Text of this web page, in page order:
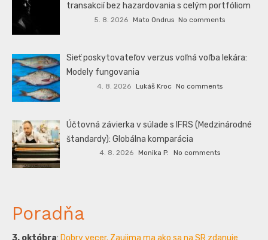
transakcií bez hazardovania s celým portfóliom
5. 8. 2026 Mato Ondrus No comments
Sieť poskytovateľov verzus voľná voľba lekára:
Modely fungovania
4. 8. 2026 Lukáš Kroc No comments
Účtovná závierka v súlade s IFRS (Medzinárodné
štandardy): Globálna komparácia
4. 8. 2026 Monika P. No comments
Poradňa
3. októbra: Dobry vecer. Zaujima ma ako sa na SR zdanuje